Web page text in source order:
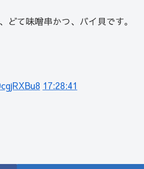
て味噌串かつ、バイ貝です。
17:28:41